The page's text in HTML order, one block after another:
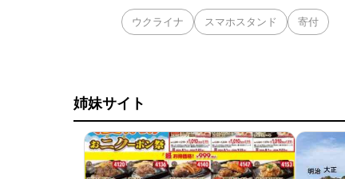
ウクライナ スマホスタンド 寄付
姉妹サイト